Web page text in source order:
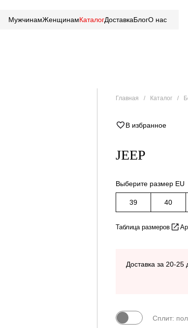
МужчинамЖенщинамКаталогДоставкаБлогО нас
Главная Каталог
JEEP
В избранное
Выберите размер EU
39 40
Таблица размеров
Доставка за 20-25
Сплит: